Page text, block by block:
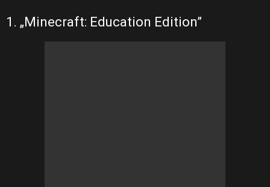
1. „Minecraft: Education Edition”